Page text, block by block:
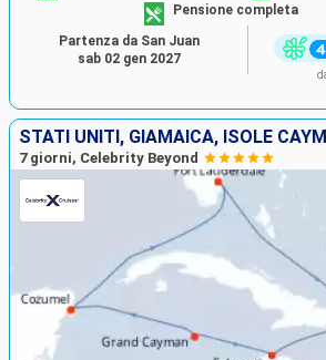
Pensione completa
Partenza da San Juan
sab 02 gen 2027
STATI UNITI, GIAMAICA, ISOLE
7 giorni, Celebrity Beyond